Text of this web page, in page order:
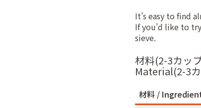
It’s easy to find
If you’d like to
sieve.
材料(2-3カッ
Material(2-3
材料 /